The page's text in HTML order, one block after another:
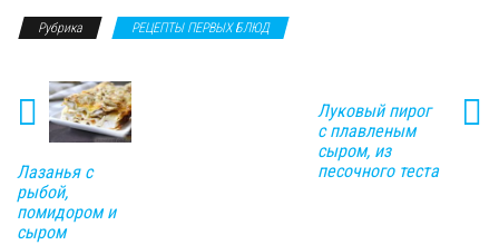
Рубрика РЕЦЕПТЫ ПЕРВЫХ БЛЮД
Лазанья с
рыбой,
помидором и
сыром
Луковый пирог
с плавленым
сыром, из
песочного теста